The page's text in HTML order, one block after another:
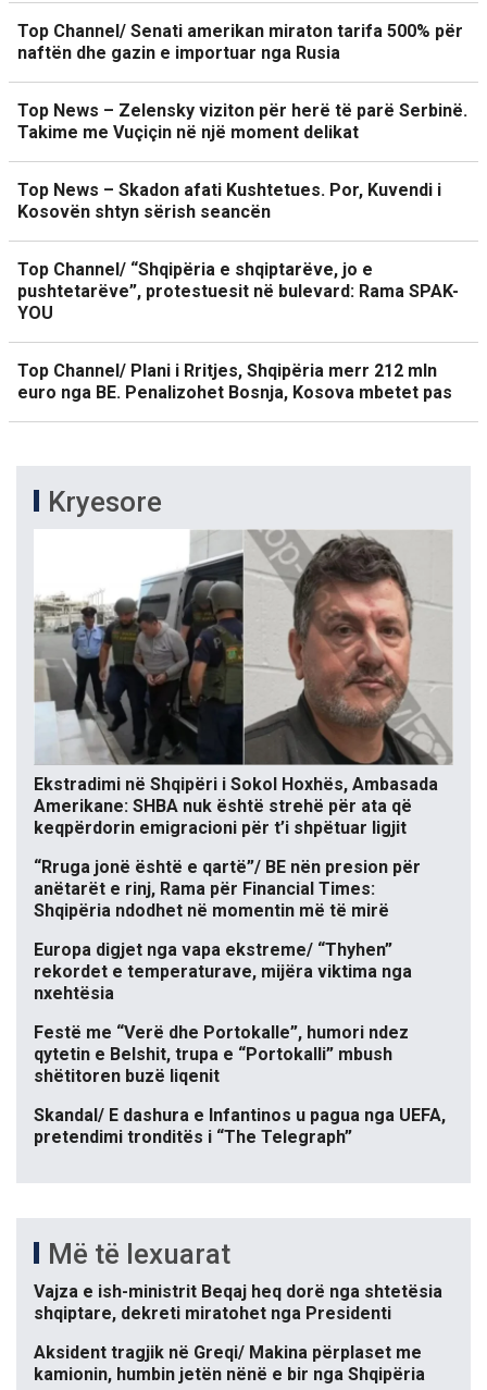
Top Channel/ Senati amerikan miraton tarifa 500% për
naftën dhe gazin e importuar nga Rusia
Top News – Zelensky viziton për herë të parë Serbinë.
Takime me Vuçiçin në një moment delikat
Top News – Skadon afati Kushtetues. Por, Kuvendi i
Kosovën shtyn sërish seancën
Top Channel/ “Shqipëria e shqiptarëve, jo e
pushtetarëve”, protestuesit në bulevard: Rama SPAK-
YOU
Top Channel/ Plani i Rritjes, Shqipëria merr 212 mln
euro nga BE. Penalizohet Bosnja, Kosova mbetet pas
Kryesore
Ekstradimi në Shqipëri i Sokol Hoxhës, Ambasada
Amerikane: SHBA nuk është strehë për ata që
keqpërdorin emigracioni për t’i shpëtuar ligjit
“Rruga jonë është e qartë”/ BE nën presion për
anëtarët e rinj, Rama për Financial Times:
Shqipëria ndodhet në momentin më të mirë
Europa digjet nga vapa ekstreme/ “Thyhen”
rekordet e temperaturave, mijëra viktima nga
nxehtësia
Festë me “Verë dhe Portokalle”, humori ndez
qytetin e Belshit, trupa e “Portokalli” mbush
shëtitoren buzë liqenit
Skandal/ E dashura e Infantinos u pagua nga UEFA,
pretendimi tronditës i “The Telegraph”
Më të lexuarat
Vajza e ish-ministrit Beqaj heq dorë nga shtetësia
shqiptare, dekreti miratohet nga Presidenti
Aksident tragjik në Greqi/ Makina përplaset me
kamionin, humbin jetën nënë e bir nga Shqipëria